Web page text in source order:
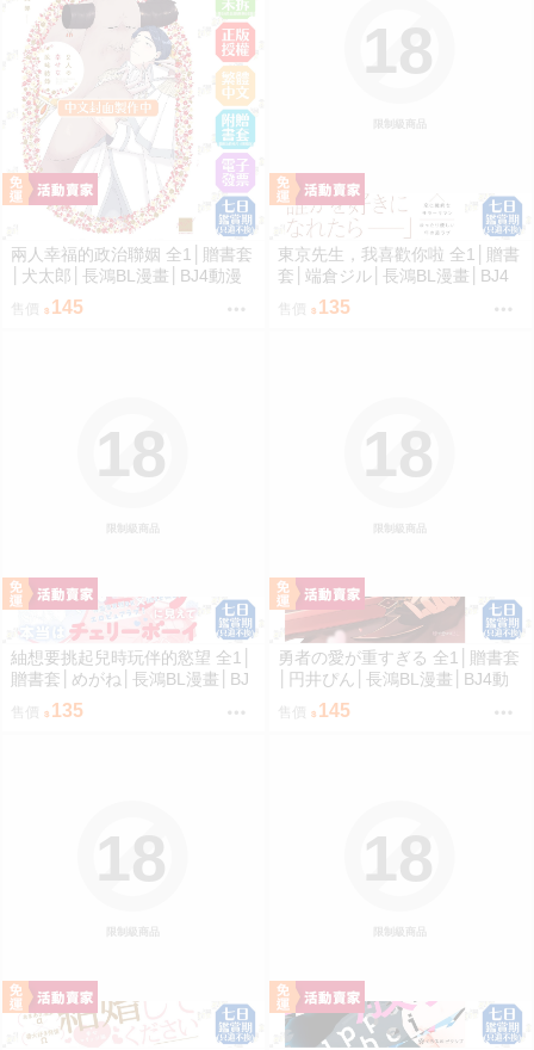
兩人幸福的政治聯姻 全1│贈書套
│犬太郎│長鴻BL漫畫│BJ4動漫
145
限制級商品
18
東京先生，我喜歡你啦 全1│贈書
套│端倉ジル│長鴻BL漫畫│BJ4
135
限制級商品
18
紬想要挑起兒時玩伴的慾望 全1│
贈書套│めがね│長鴻BL漫畫│BJ
4動漫
售價 135
限制級商品
18
勇者の愛が重すぎる 全1│贈書套
│円井ぴん│長鴻BL漫畫│BJ4動
售價 145
限制級商品
18
限制級商品
18